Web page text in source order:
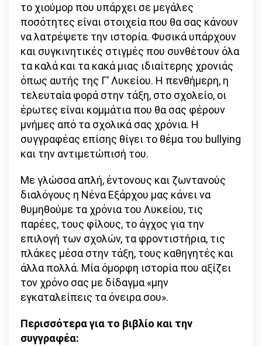
το χιούμορ που υπάρχει σε μεγάλες
ποσότητες είναι στοιχεία που θα σας κάνουν
να λατρέψετε την ιστορία. Φυσικά υπάρχουν
και συγκινητικές στιγμές που συνθέτουν όλα
τα καλά και τα κακά μιας ιδιαίτερης χρονιάς
όπως αυτής της Γ’ Λυκείου. Η πενθήμερη, η
τελευταία φορά στην τάξη, στο σχολείο, οι
έρωτες είναι κομμάτια που θα σας φέρουν
μνήμες από τα σχολικά σας χρόνια. Η
συγγραφέας επίσης θίγει το θέμα του bullying
και την αντιμετώπισή του.
Με γλώσσα απλή, έντονους και ζωντανούς
διαλόγους η Νένα Εξάρχου μας κάνει να
θυμηθούμε τα χρόνια του Λυκείου, τις
παρέες, τους φίλους, το άγχος για την
επιλογή των σχολών, τα φροντιστήρια, τις
πλάκες μέσα στην τάξη, τους καθηγητές και
άλλα πολλά. Μία όμορφη ιστορία που αξίζει
τον χρόνο σας με δίδαγμα «μην
εγκαταλείπεις τα όνειρα σου».
Περισσότερα για το βιβλίο και την
συγγραφέα: